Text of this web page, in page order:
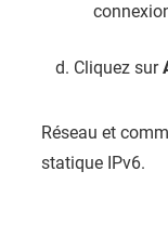
Cliquez sur
Réseau et
statique IPv6.